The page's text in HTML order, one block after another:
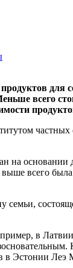
для
всего
на
всего
семьи,
в Латвии,
в Эстонии Леэ